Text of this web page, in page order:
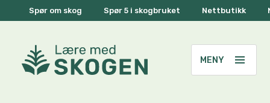
Spør om skog Spør 5 i skogbruket Nettbutikk